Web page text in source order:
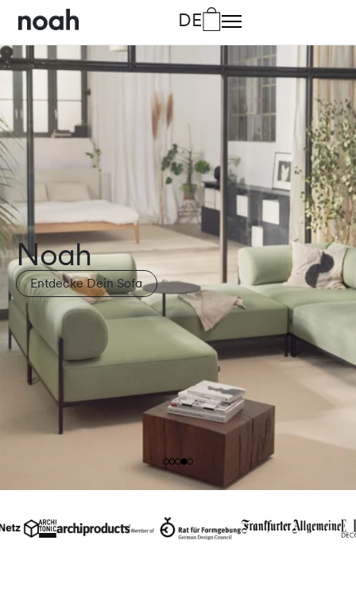
DE
DA
Dänisch
DE
Deutsch
EN
Englisch
FR
Französisch
Italienisch
Lino
Entdecke Dein Bett